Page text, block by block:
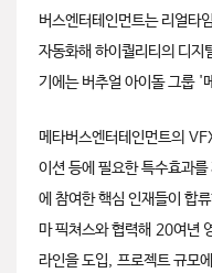
버스엔터테인먼트는 리얼타
자동화해 하이퀄리티의 디
기에는 버추얼 아이돌 그룹
메타버스엔터테인먼트의
이션 등에 필요한 특수효과
에 참여한 핵심 인재들이 합
마 픽쳐스와 협력해 20여년
라인을 도입, 프로젝트 규모